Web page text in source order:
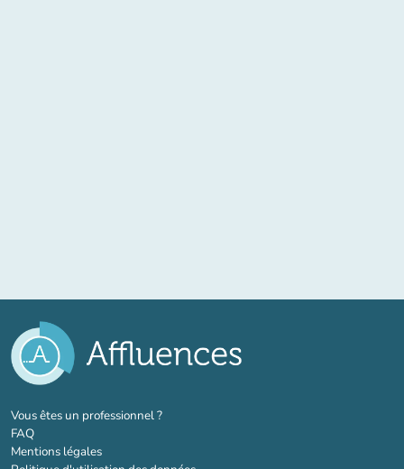
Vous êtes un professionnel ?(nouvel onglet)
FAQ
Mentions légales